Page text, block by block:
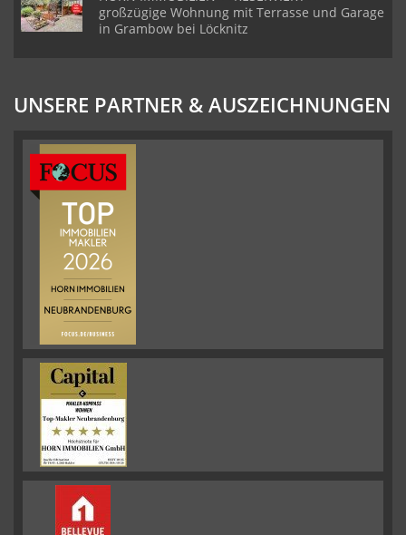
großzügige Wohnung mit Terrasse und Garage
in Grambow bei Löcknitz
UNSERE PARTNER & AUSZEICHNUNGEN